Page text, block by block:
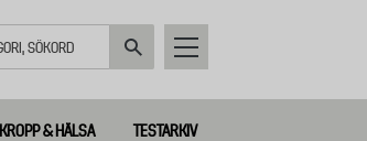
KROPP & HÄLSA TESTARKIV